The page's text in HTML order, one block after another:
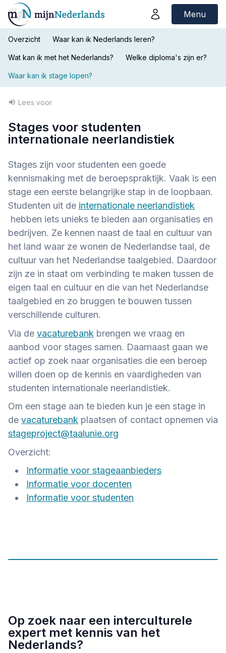
Menu
Lees voor
Overzicht Waar kan ik Nederlands leren?
Wat kan ik met het Nederlands? Welke diploma's zijn er?
Waar kan ik stage lopen?
Stages voor studenten
internationale neerlandistiek
Stages zijn voor studenten een goede
kennismaking met de beroepspraktijk. Vaak is een
stage een eerste belangrijke stap in de loopbaan.
Studenten uit de internationale neerlandistiek
hebben iets unieks te bieden aan organisaties en
bedrijven. Ze kennen naast de taal en cultuur van
het land waar ze wonen de Nederlandse taal, de
cultuur van het Nederlandse taalgebied. Daardoor
zijn ze in staat om verbinding te maken tussen de
eigen taal en cultuur en die van het Nederlandse
taalgebied en zo bruggen te bouwen tussen
verschillende culturen.
Via de vacaturebank brengen we vraag en
aanbod voor stages samen. Daarnaast gaan we
actief op zoek naar organisaties die een beroep
willen doen op de kennis en vaardigheden van
studenten internationale neerlandistiek.
Om een stage aan te bieden kun je een stage in
de vacaturebank plaatsen of contact opnemen via
stageproject@taalunie.org
Overzicht:
Informatie voor stageaanbieders
Informatie voor docenten
Informatie voor studenten
Op zoek naar een interculturele
expert met kennis van het
Nederlands?